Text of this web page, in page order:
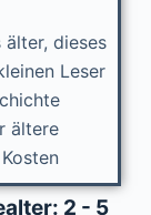
dieses
Leser
ältere
2 - 5